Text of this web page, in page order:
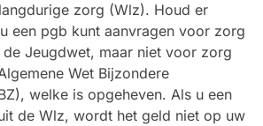
zorg (Wlz). Houd er
een pgb kunt aanvragen voor zorg
Jeugdwet, maar niet voor zorg
Wet Bijzondere
welke is opgeheven. Als u een
de Wlz, wordt het geld niet op uw